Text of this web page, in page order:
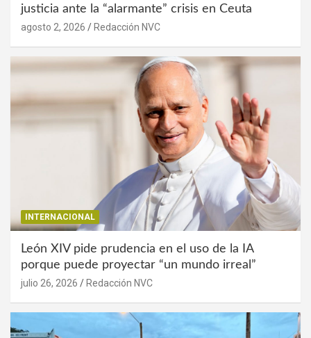
justicia ante la “alarmante” crisis en Ceuta
agosto 2, 2026 Redacción NVC
INTERNACIONAL
León XIV pide prudencia en el uso de la IA
porque puede proyectar “un mundo irreal”
julio 26, 2026 Redacción NVC